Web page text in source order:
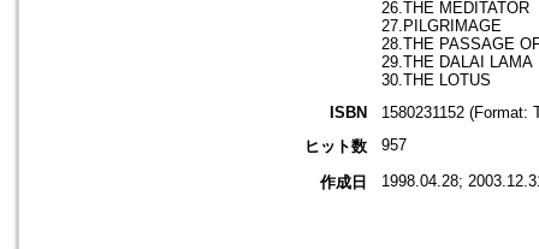
26.THE MEDITATOR
27.PILGRIMAGE
28.THE PASSAGE
29.THE DALAI LAMA
30.THE LOTUS
ISBN
1580231152 (Format:
ヒット数
957
作成日 1998.04.28;